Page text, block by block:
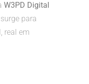
W3PD Digital
para
real em